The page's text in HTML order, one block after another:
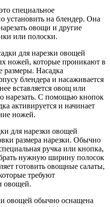
специальное
установить на блендер. Она
овощи и другие
или полоски.
для нарезки овощей
ножей, которые проникают в
размеры. Насадка
блендера и насаживается
вставляется овощ или
нарезать. С помощью кнопок
активируется и начинает
ножей.
для нарезки овощей
размера нарезки. Обычно
ручка или кнопка,
нужную ширину полосок
готовить овощные салаты,
требуют
овощей.
овощей обычно оснащена